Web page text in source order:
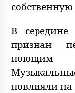
В
признан
поющим
повлияли на